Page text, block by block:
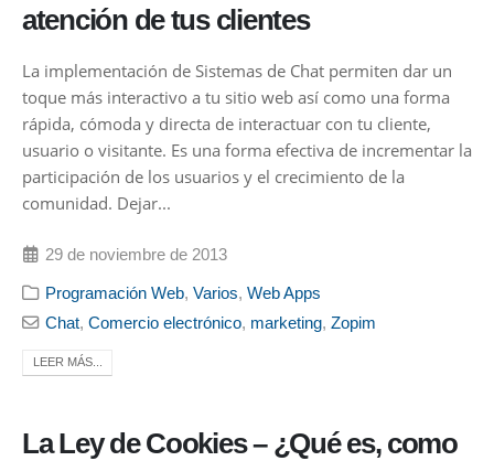
atención de tus clientes
La implementación de Sistemas de Chat permiten dar un
toque más interactivo a tu sitio web así como una forma
rápida, cómoda y directa de interactuar con tu cliente,
usuario o visitante. Es una forma efectiva de incrementar la
participación de los usuarios y el crecimiento de la
comunidad. Dejar...
29 de noviembre de 2013
Programación Web,Varios,Web Apps
Chat,Comercio electrónico, marketing,Zopim
LEER MÁS...
La Ley de Cookies – ¿Qué es, como